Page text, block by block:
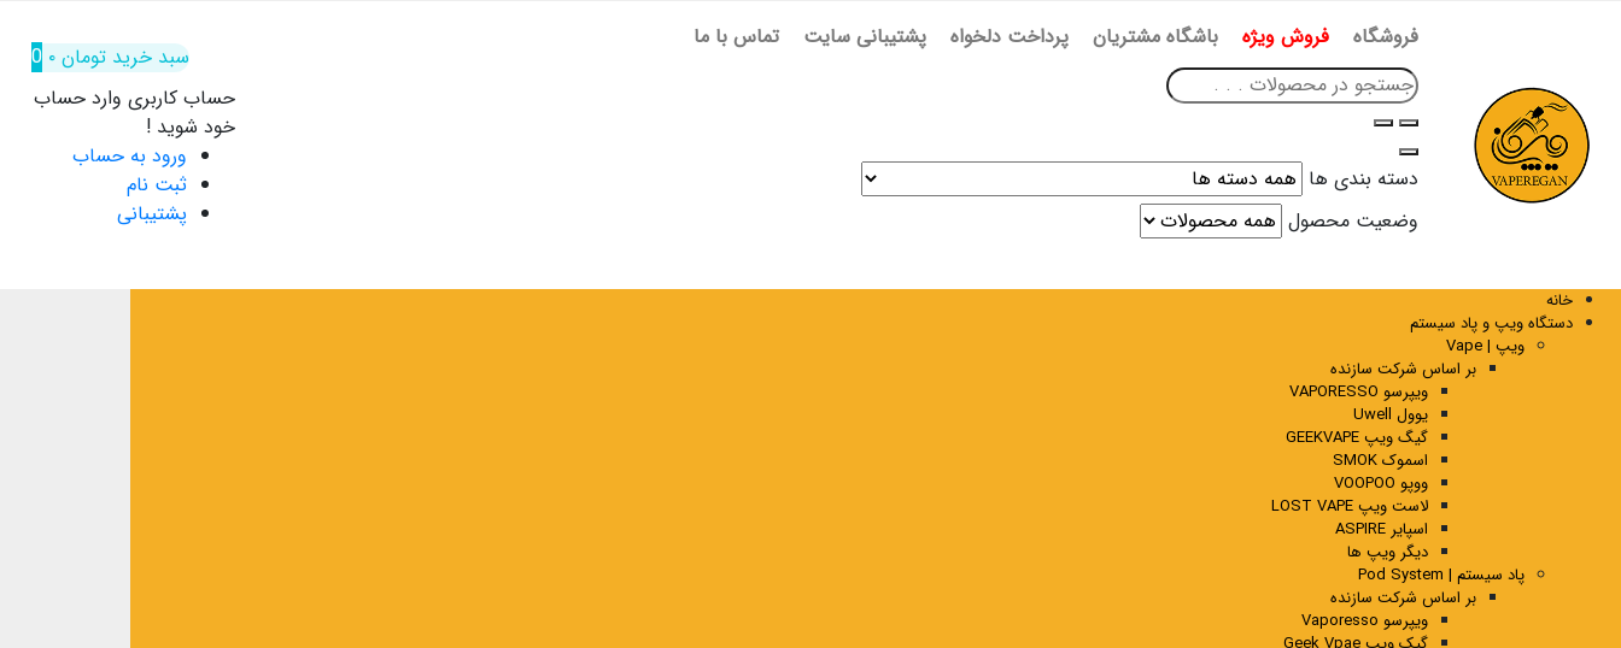
فروشگاه فروش ویژه باشگاه مشتریان پرداخت دلخواه پشتیبانی سایت تماس با ما
دسته بندی ها
وضعیت محصول
سبد خرید تومان۰
0
حساب کاربری وارد حساب
خود شوید !
ورود به حساب
ثبت نام
پشتیبانی
خانه
دستگاه ویپ و پاد سیستم
ویپ | Vape
بر اساس شرکت سازنده
ویپرسو VAPORESSO
یوول Uwell
گیگ ویپ GEEKVAPE
اسموک SMOK
ووپو VOOPOO
لاست ویپ LOST VAPE
اسپایر ASPIRE
دیگر ویپ ها
پاد سیستم | Pod System
بر اساس شرکت سازنده
ویپرسو Vaporesso